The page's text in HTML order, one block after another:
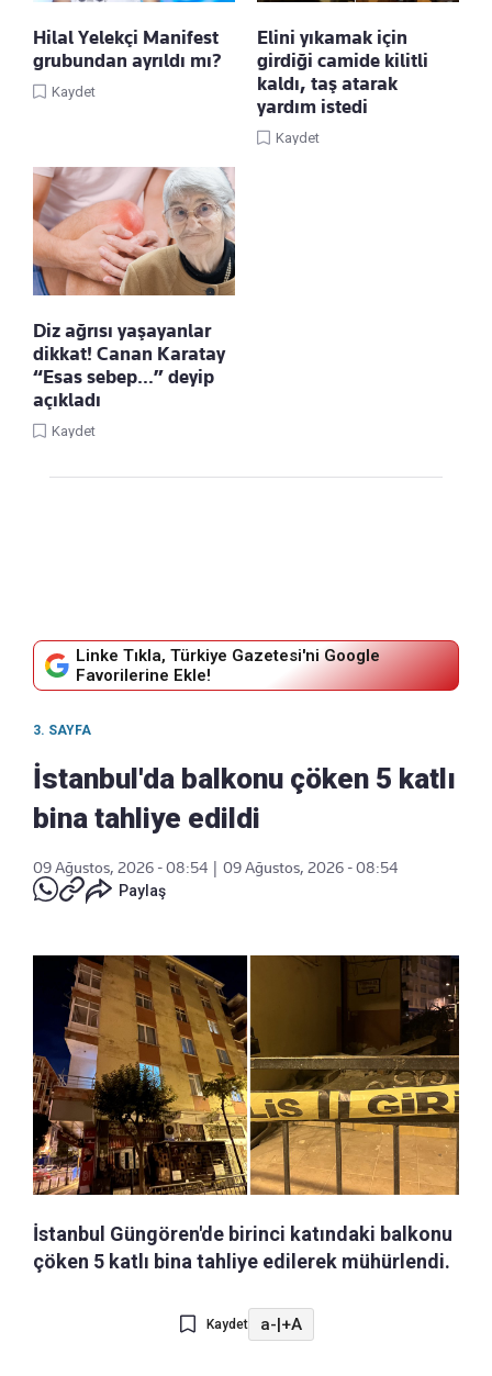
Hilal Yelekçi Manifest
grubundan ayrıldı mı?
Kaydet
Elini yıkamak için
girdiği camide kilitli
kaldı, taş atarak
yardım istedi
Kaydet
Diz ağrısı yaşayanlar
dikkat! Canan Karatay
“Esas sebep…” deyip
açıkladı
Kaydet
Linke Tıkla, Türkiye Gazetesi'ni Google
Favorilerine Ekle!
3. SAYFA
İstanbul'da balkonu çöken 5 katlı
bina tahliye edildi
09 Ağustos, 2026 - 08:54
09 Ağustos, 2026 - 08:54
Paylaş
İstanbul Güngören'de birinci katındaki balkonu
çöken 5 katlı bina tahliye edilerek mühürlendi.
Kaydet a-|+A